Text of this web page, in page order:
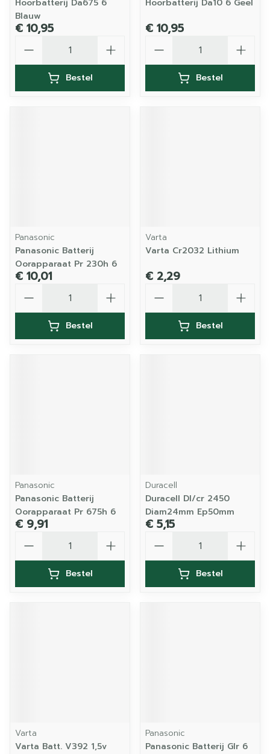
Hoorbatterij Da675 6
Blauw
€ 10,95
Bestel
Hoorbatterij Da10 6 Geel
€ 10,95
Bestel
Panasonic
Panasonic Batterij
Oorapparaat Pr 230h 6
€ 10,01
Bestel
Varta
Varta Cr2032 Lithium
€ 2,29
Bestel
Panasonic
Panasonic Batterij
Oorapparaat Pr 675h 6
€ 9,91
Bestel
Duracell
Duracell Dl/cr 2450
Diam24mm Ep50mm
€ 5,15
Bestel
Varta
Varta Batt. V392 1,5v
Panasonic
Panasonic Batterij Glr 6